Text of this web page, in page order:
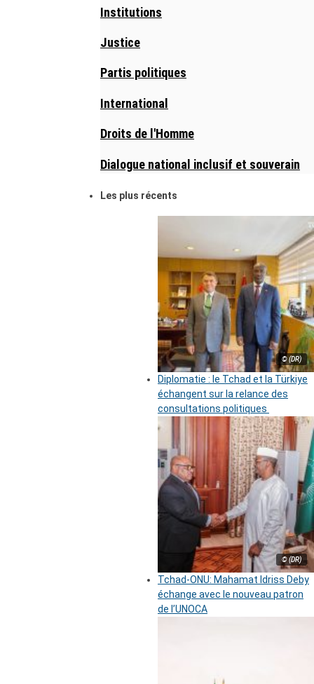
Institutions
Justice
Partis politiques
International
Droits de l'Homme
Dialogue national inclusif et souverain
Les plus récents
© (DR)
Diplomatie : le Tchad et la Türkiye
échangent sur la relance des
consultations politiques
© (DR)
Tchad-ONU: Mahamat Idriss Deby
échange avec le nouveau patron
de l’UNOCA